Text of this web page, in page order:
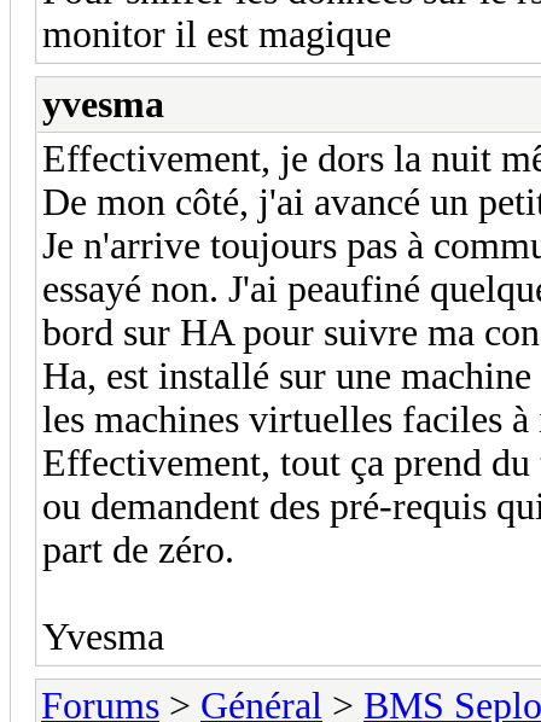
monitor il est magique
yvesma
Effectivement, je dors la nuit
De mon côté, j'ai avancé un
Je n'arrive toujours pas à
essayé non. J'ai peaufiné
bord sur HA pour suivre ma
Ha, est installé sur une
les machines virtuelles faciles
Effectivement, tout ça prend du
ou demandent des pré-requis
part de zéro.
Yvesma
Forums > Général > BMS